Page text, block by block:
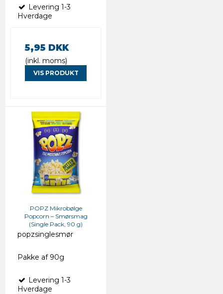
Levering 1-3
Hverdage
5,95 DKK
(inkl. moms)
VIS PRODUKT
POPZ Mikrobølge
Popcorn – Smørsmag
(Single Pack, 90 g)
popzsinglesmør
Pakke af 90g
Levering 1-3
Hverdage